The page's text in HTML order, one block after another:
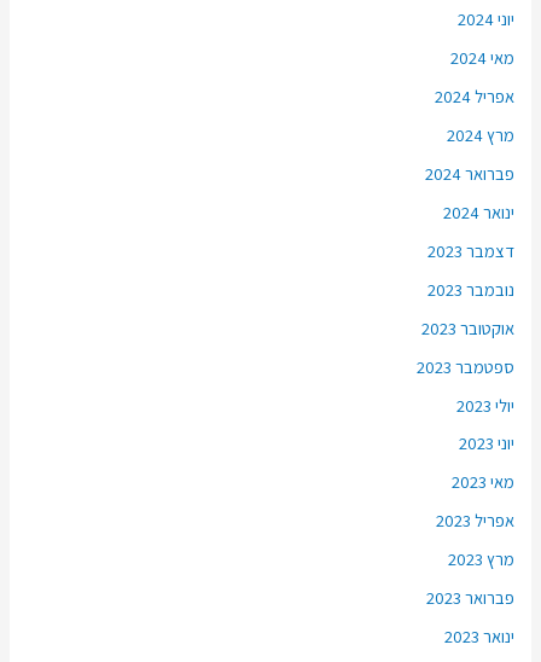
יוני 2024
מאי 2024
אפריל 2024
מרץ 2024
פברואר 2024
ינואר 2024
דצמבר 2023
נובמבר 2023
אוקטובר 2023
ספטמבר 2023
יולי 2023
יוני 2023
מאי 2023
אפריל 2023
מרץ 2023
פברואר 2023
ינואר 2023